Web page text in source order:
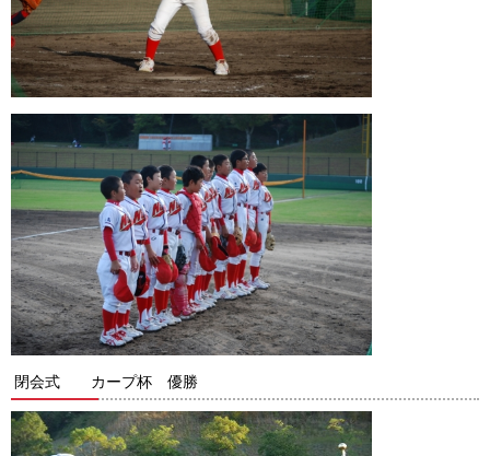
閉会式 カープ杯 優勝